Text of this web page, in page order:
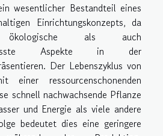
wesentlicher Bestandteil eines
Einrichtungskonzepts, da
als auch
Aspekte in der
Der Lebenszyklus von
ressourcenschonenden
schnell nachwachsende Pflanze
und Energie als viele andere
bedeutet dies eine geringere